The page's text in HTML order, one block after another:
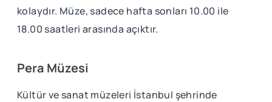
kolaydır. Müze, sadece hafta sonları 10.00 ile
18.00 saatleri arasında açıktır.
Pera Müzesi
Kültür ve sanat müzeleri İstanbul şehrinde